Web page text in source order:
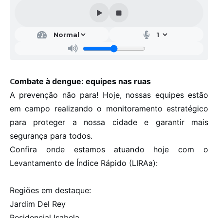
A Prefeitura
Enquete
Jornal
Agenda
SIC
Contato
Editais
Combate à dengue: equipes nas ruas
A prevenção não para! Hoje, nossas equipes estão
em campo realizando o monitoramento estratégico
para proteger a nossa cidade e garantir mais
segurança para todos.
Confira onde estamos atuando hoje com o
Levantamento de Índice Rápido (LIRAa):
Regiões em destaque:
Jardim Del Rey